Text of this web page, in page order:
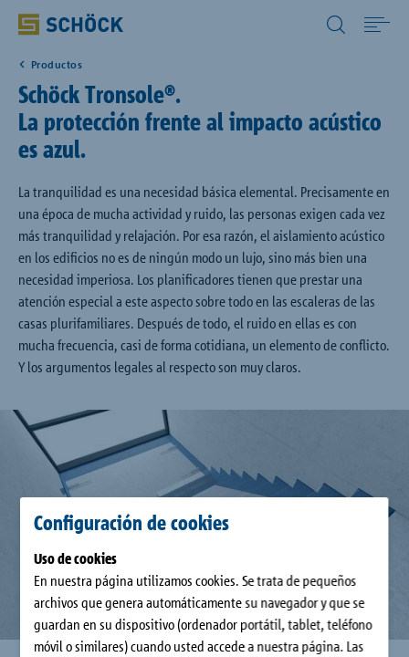
Configuración de cookies
Uso de cookies
En nuestra página utilizamos cookies. Se trata de pequeños
archivos que genera automáticamente su navegador y que se
guardan en su dispositivo (ordenador portátil, tablet, teléfono
móvil o similares) cuando usted accede a nuestra página. Las
Productos
CAD/BIM
Descargas
Referencias
Empresa
Contacto
Spain (ES) Español
Productos
Schöck Tronsole®.
La protección frente al impacto acústico
es azul.
La tranquilidad es una necesidad básica elemental. Precisamente en
una época de mucha actividad y ruido, las personas exigen cada vez
más tranquilidad y relajación. Por esa razón, el aislamiento acústico
en los edificios no es de ningún modo un lujo, sino más bien una
necesidad imperiosa. Los planificadores tienen que prestar una
atención especial a este aspecto sobre todo en las escaleras de las
casas plurifamiliares. Después de todo, el ruido en ellas es con
mucha frecuencia, casi de forma cotidiana, un elemento de conflicto.
Y los argumentos legales al respecto son muy claros.